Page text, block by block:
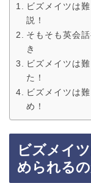
ビズメイツは
説！
そもそも英会
き
ビズメイツは
た！
ビズメイツは
め！
ビズメイ
められるの